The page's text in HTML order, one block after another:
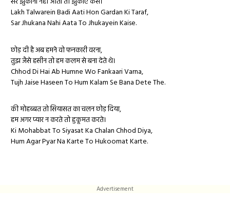
Lakh Talwarein Badi Aati Hon Gardan Ki Taraf,
Sar Jhukana Nahi Aata To Jhukayein Kaise.
छोड़ दी है अब हमने वो फनकारी वरना,
तुझ जैसे हसीन तो हम कलम से बना देते थे।
Chhod Di Hai Ab Humne Wo Fankaari Varna,
Tujh Jaise Haseen To Hum Kalam Se Bana Dete The.
की मोहब्बत तो सियासत का चलन छोड़ दिया,
हम अगर प्यार न करते तो हुकूमत करते।
Ki Mohabbat To Siyasat Ka Chalan Chhod Diya,
Hum Agar Pyar Na Karte To Hukoomat Karte.
Advertisement